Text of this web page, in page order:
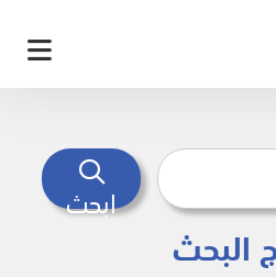
ابحث
البحث